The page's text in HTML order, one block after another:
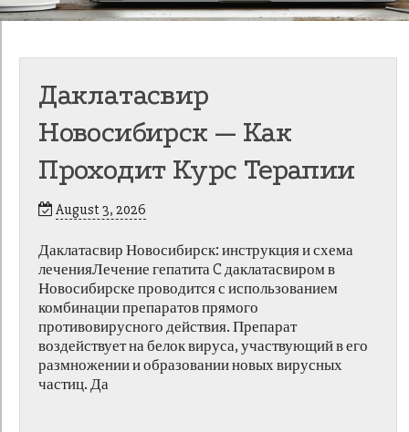
Даклатасвир
Новосибирск — Как
Проходит Курс Терапии
August 3, 2026
Даклатасвир Новосибирск: инструкция и схема
леченияЛечение гепатита C даклатасвиром в
Новосибирске проводится с использованием
комбинации препаратов прямого
противовирусного действия. Препарат
воздействует на белок вируса, участвующий в его
размножении и образовании новых вирусных
частиц. Да